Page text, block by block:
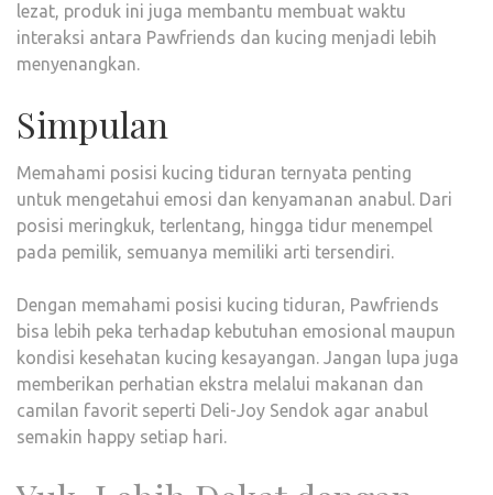
lezat, produk ini juga membantu membuat waktu
interaksi antara Pawfriends dan kucing menjadi lebih
menyenangkan.
Simpulan
Memahami posisi kucing tiduran ternyata penting
untuk mengetahui emosi dan kenyamanan anabul. Dari
posisi meringkuk, terlentang, hingga tidur menempel
pada pemilik, semuanya memiliki arti tersendiri.
Dengan memahami posisi kucing tiduran, Pawfriends
bisa lebih peka terhadap kebutuhan emosional maupun
kondisi kesehatan kucing kesayangan. Jangan lupa juga
memberikan perhatian ekstra melalui makanan dan
camilan favorit seperti Deli-Joy Sendok agar anabul
semakin happy setiap hari.